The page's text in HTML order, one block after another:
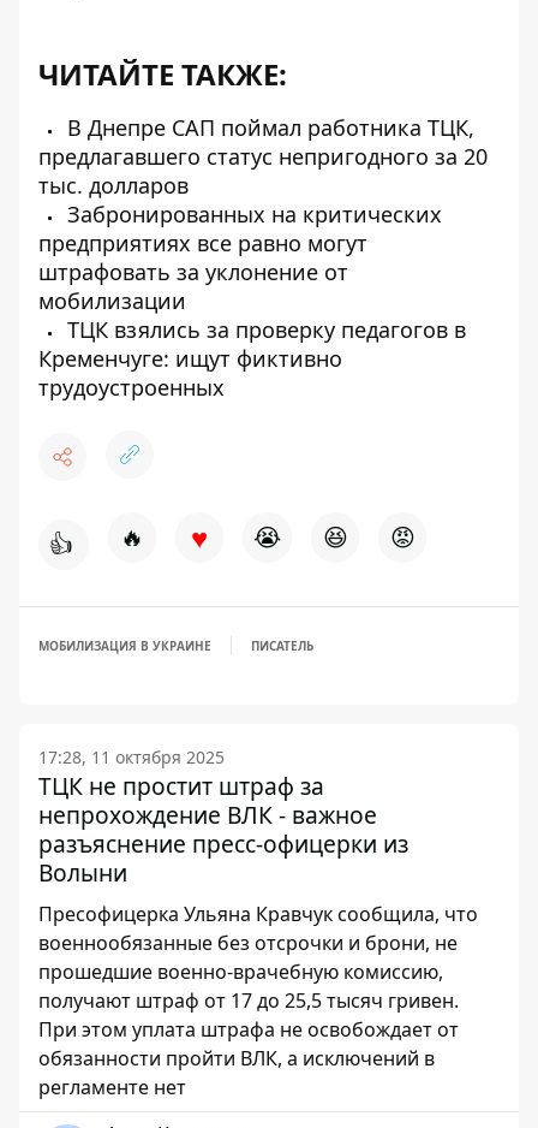
ЧИТАЙТЕ ТАКЖЕ:
В Днепре САП поймал работника ТЦК,
предлагавшего статус непригодного за 20
тыс. долларов
Забронированных на критических
предприятиях все равно могут
штрафовать за уклонение от
мобилизации
ТЦК взялись за проверку педагогов в
Кременчуге: ищут фиктивно
трудоустроенных
👍 🔥 ♥ 😭 😆 😡
МОБИЛИЗАЦИЯ В УКРАИНЕ ПИСАТЕЛЬ
17:28, 11 октября 2025
ТЦК не простит штраф за
непрохождение ВЛК - важное
разъяснение пресс-офицерки из
Волыни
Пресофицерка Ульяна Кравчук сообщила, что
военнообязанные без отсрочки и брони, не
прошедшие военно-врачебную комиссию,
получают штраф от 17 до 25,5 тысяч гривен.
При этом уплата штрафа не освобождает от
обязанности пройти ВЛК, а исключений в
регламенте нет